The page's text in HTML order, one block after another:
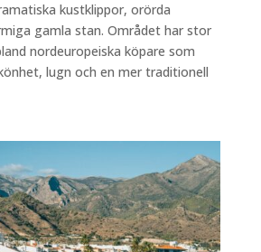
kustklippor, orörda
gamla stan. Området har stor
nordeuropeiska köpare som
lugn och en mer traditionell